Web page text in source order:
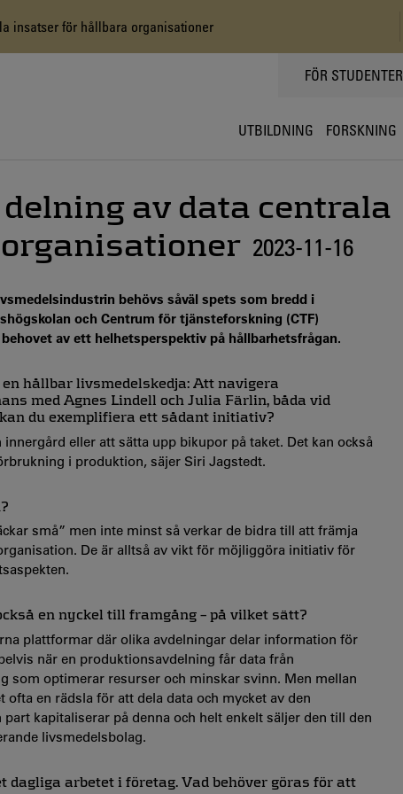
insatser för hållbara organisationer
TOPPMENY
FÖR STUDENTER
UTBILDNING FORSKNING
av data centrala
2023-11-16
behövs såväl spets som bredd i
och Centrum för tjänsteforskning (CTF)
av ett helhetsperspektiv på hållbarhetsfrågan.
hållbar livsmedelskedja: Att navigera
med Agnes Lindell och Julia Färlin, båda vid
du exemplifiera ett sådant initiativ?
eller att sätta upp bikupor på taket. Det kan också
i produktion, säjer Siri Jagstedt.
små” men inte minst så verkar de bidra till att främja
De är alltså av vikt för möjliggöra initiativ för
en nyckel till framgång – på vilket sätt?
plattformar där olika avdelningar delar information för
när en produktionsavdelning får data från
som optimerar resurser och minskar svinn. Men mellan
en rädsla för att dela data och mycket av den
kapitaliserar på denna och helt enkelt säljer den till den
livsmedelsbolag.
arbetet i företag. Vad behöver göras för att